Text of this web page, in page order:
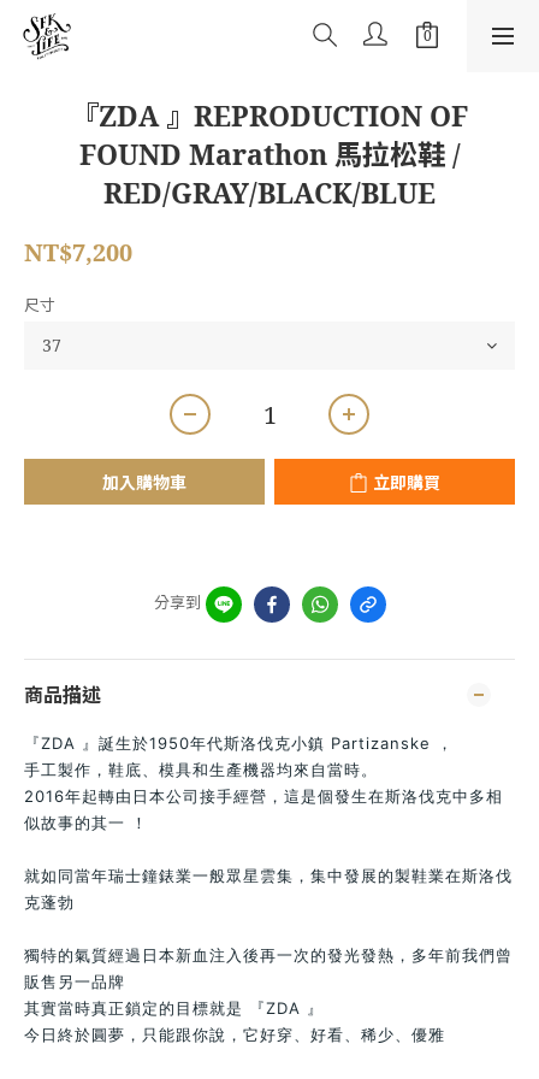
『ZDA 』REPRODUCTION OF
FOUND Marathon 馬拉松鞋 /
RED/GRAY/BLACK/BLUE
NT$7,200
尺寸
加入購物車 立即購買
分享到
商品描述
『ZDA 』誕生於1950年代斯洛伐克小鎮 Partizanske ，
手工製作，鞋底、模具和生產機器均來自當時。
2016年起轉由日本公司接手經營，這是個發生在斯洛伐克中多相
似故事的其一 ！
就如同當年瑞士鐘錶業一般眾星雲集，集中發展的製鞋業在斯洛伐
克蓬勃
獨特的氣質經過日本新血注入後再一次的發光發熱，多年前我們曾
販售另一品牌
其實當時真正鎖定的目標就是 『ZDA 』
今日終於圓夢，只能跟你說，它好穿、好看、稀少、優雅